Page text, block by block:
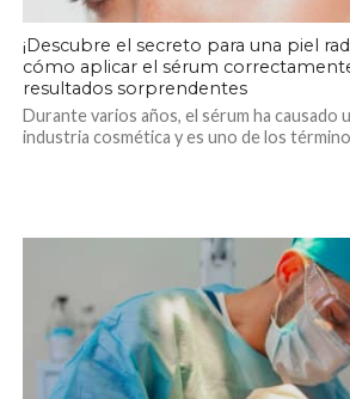
¡Descubre el secreto para una piel
cómo aplicar el sérum
resultados sorprendentes
Durante varios años, el sérum ha causado
industria cosmética y es uno de los